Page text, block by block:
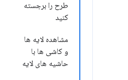
طرح را برجسته
کنید
مشاهده لایه ها
و کاشی ها با
حاشیه های لایه